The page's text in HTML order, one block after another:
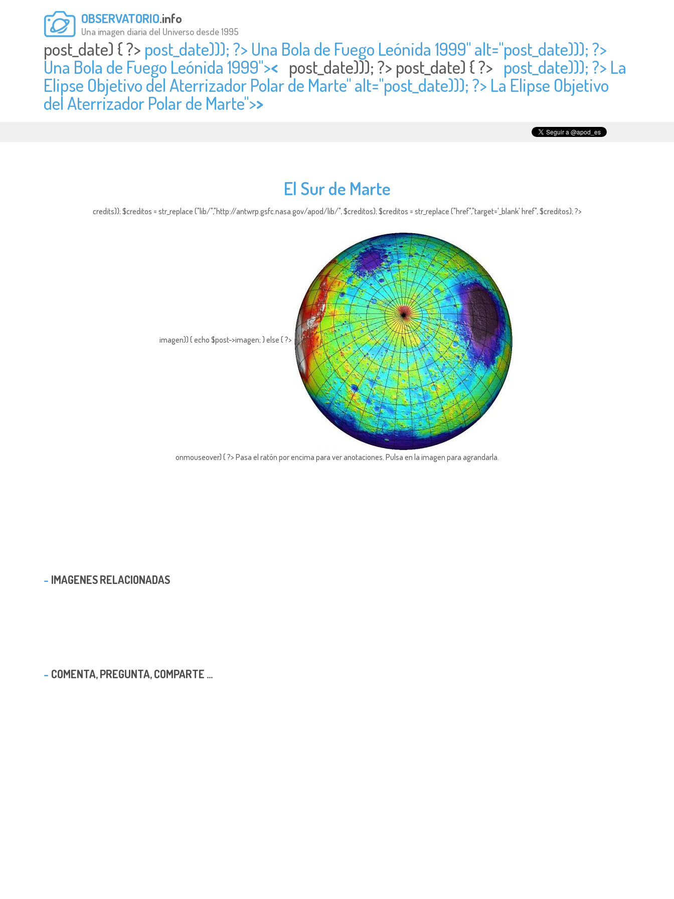
OBSERVATORIO.info
Una imagen diaria del Universo desde 1995
post_date) { ?> post_date))); ?> Una Bola de Fuego Leónida 1999" alt="post_date))); ?>
Una Bola de Fuego Leónida 1999">< post_date))); ?> post_date) { ?> post_date))); ?> La
Elipse Objetivo del Aterrizador Polar de Marte" alt="post_date))); ?> La Elipse Objetivo
del Aterrizador Polar de Marte">>
El Sur de Marte
credits)); $creditos = str_replace ("lib/","http://antwrp.gsfc.nasa.gov/apod/lib/", $creditos); $creditos = str_replace ("href","target='_blank' href", $creditos); ?>
imagen)) { echo $post->imagen; } else { ?>
onmouseover) { ?> Pasa el ratón por encima para ver anotaciones. Pulsa en la imagen para agrandarla.
IMAGENES RELACIONADAS
COMENTA, PREGUNTA, COMPARTE ...